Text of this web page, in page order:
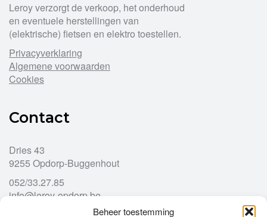
Beheer toestemming
Leroy verzorgt de verkoop, het onderhoud
en eventuele herstellingen van
(elektrische) fietsen en elektro toestellen.
Privacyverklaring
Algemene voorwaarden
Cookies
Contact
Dries 43
9255 Opdorp-Buggenhout
052/33.27.85
info@leroy-opdorp.be